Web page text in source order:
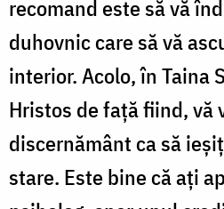
recomand este să vă
duhovnic care să vă
interior. Acolo, în Taina
Hristos de față fiind, vă
discernământ ca să
stare. Este bine că ați